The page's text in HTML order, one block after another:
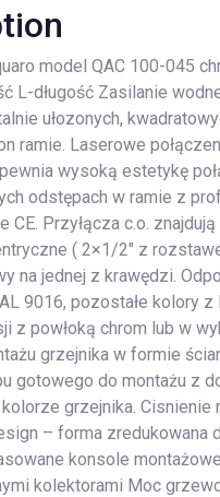
model QAC 100-045
L-długość Zasilanie
ułozonych,
ramie. Laserowe
wysoką estetykę
odstępach w ramie z
CE. Przyłącza c.o.
( 2×1/2″ z
na jednej z krawędzi.
9016, pozostałe kolory
z powłoką chrom lub w
grzejnika w formie
gotowego do montażu z
grzejnika. Cisnienie
– forma zredukowana
konsole
kolektorami Moc